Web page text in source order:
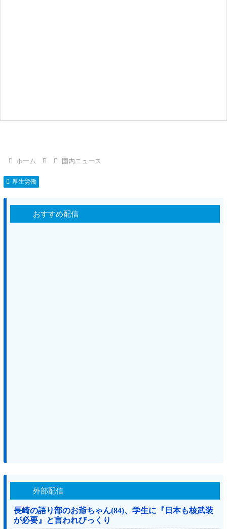
ホーム 国内ニュース
厚生労働
おすすめ配信
外部配信
長崎の語り部のお爺ちゃん(84)、学生に『日本も核武装
が必要』と言われびっくり